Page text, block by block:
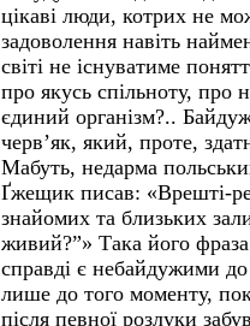
цікаві люди, котрих не
задоволення навіть
світі не існуватиме
про якусь спільноту, про
єдиний організм?..
черв’як, який, проте,
Мабуть, недарма
Ґжещик писав: «Врешті-
знайомих та близьких
живий?”» Така його
справді є небайдужими до
лише до того моменту,
після певної розлуки